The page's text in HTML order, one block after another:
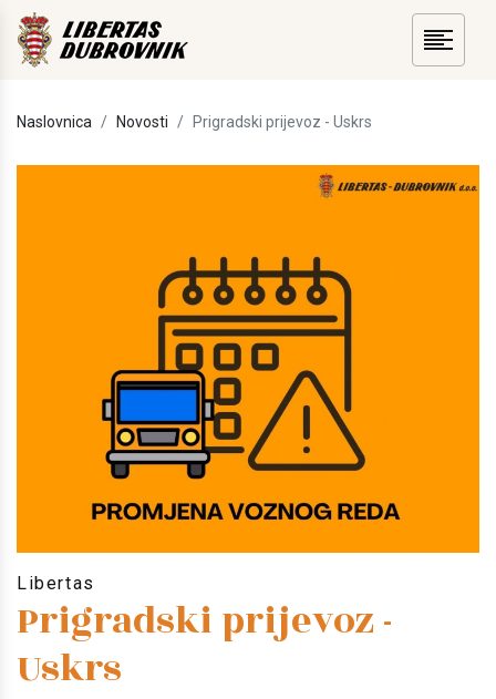
Naslovnica Novosti Prigradski prijevoz - Uskrs
Libertas
Prigradski prijevoz -
Uskrs